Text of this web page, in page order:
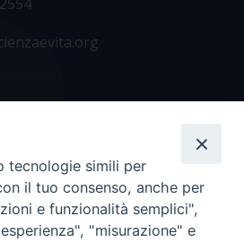
tecnologie simili per
il tuo consenso, anche per
e funzionalità semplici",
"misurazione" e